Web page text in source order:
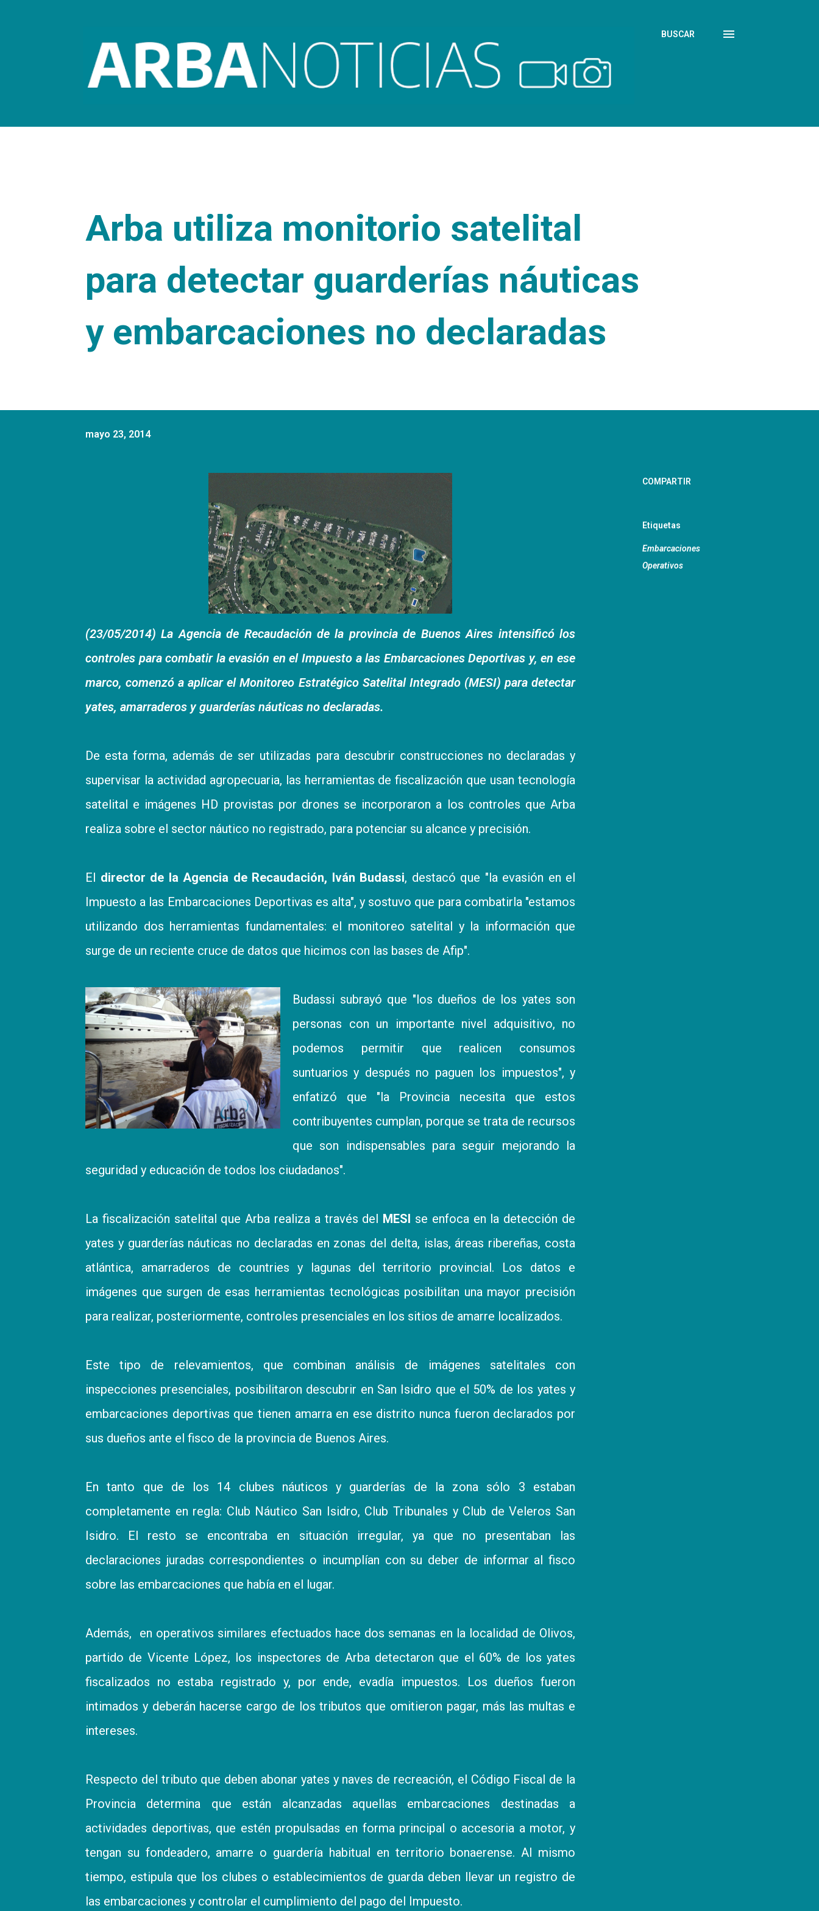
BUSCAR
Arba utiliza monitorio satelital
para detectar guarderías náuticas
y embarcaciones no declaradas
mayo 23, 2014
(23/05/2014) La Agencia de Recaudación de la provincia de Buenos Aires intensificó los
controles para combatir la evasión en el Impuesto a las Embarcaciones Deportivas y, en ese
marco, comenzó a aplicar el Monitoreo Estratégico Satelital Integrado (MESI) para detectar
yates, amarraderos y guarderías náuticas no declaradas.
De esta forma, además de ser utilizadas para descubrir construcciones no declaradas y
supervisar la actividad agropecuaria, las herramientas de fiscalización que usan tecnología
satelital e imágenes HD provistas por drones se incorporaron a los controles que Arba
realiza sobre el sector náutico no registrado, para potenciar su alcance y precisión.
El director de la Agencia de Recaudación, Iván Budassi, destacó que "la evasión en el
Impuesto a las Embarcaciones Deportivas es alta", y sostuvo que para combatirla "estamos
utilizando dos herramientas fundamentales: el monitoreo satelital y la información que
surge de un reciente cruce de datos que hicimos con las bases de Afip".
Budassi subrayó que "los dueños de los yates son
personas con un importante nivel adquisitivo, no
podemos permitir que realicen consumos
suntuarios y después no paguen los impuestos", y
enfatizó que "la Provincia necesita que estos
contribuyentes cumplan, porque se trata de recursos
que son indispensables para seguir mejorando la
seguridad y educación de todos los ciudadanos".
La fiscalización satelital que Arba realiza a través del MESI se enfoca en la detección de
yates y guarderías náuticas no declaradas en zonas del delta, islas, áreas ribereñas, costa
atlántica, amarraderos de countries y lagunas del territorio provincial. Los datos e
imágenes que surgen de esas herramientas tecnológicas posibilitan una mayor precisión
para realizar, posteriormente, controles presenciales en los sitios de amarre localizados.
Este tipo de relevamientos, que combinan análisis de imágenes satelitales con
inspecciones presenciales, posibilitaron descubrir en San Isidro que el 50% de los yates y
embarcaciones deportivas que tienen amarra en ese distrito nunca fueron declarados por
sus dueños ante el fisco de la provincia de Buenos Aires.
En tanto que de los 14 clubes náuticos y guarderías de la zona sólo 3 estaban
completamente en regla: Club Náutico San Isidro, Club Tribunales y Club de Veleros San
Isidro. El resto se encontraba en situación irregular, ya que no presentaban las
declaraciones juradas correspondientes o incumplían con su deber de informar al fisco
sobre las embarcaciones que había en el lugar.
Además, en operativos similares efectuados hace dos semanas en la localidad de Olivos,
partido de Vicente López, los inspectores de Arba detectaron que el 60% de los yates
fiscalizados no estaba registrado y, por ende, evadía impuestos. Los dueños fueron
intimados y deberán hacerse cargo de los tributos que omitieron pagar, más las multas e
intereses.
Respecto del tributo que deben abonar yates y naves de recreación, el Código Fiscal de la
Provincia determina que están alcanzadas aquellas embarcaciones destinadas a
actividades deportivas, que estén propulsadas en forma principal o accesoria a motor, y
tengan su fondeadero, amarre o guardería habitual en territorio bonaerense. Al mismo
tiempo, estipula que los clubes o establecimientos de guarda deben llevar un registro de
las embarcaciones y controlar el cumplimiento del pago del Impuesto.
COMPARTIR
Etiquetas
Embarcaciones
Operativos